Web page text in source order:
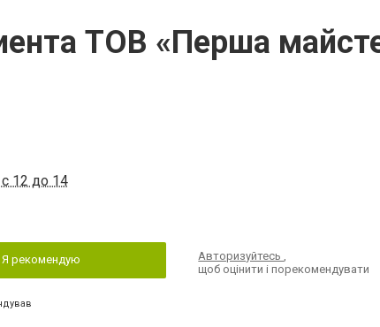
ТОВ «Перша
12 до 14
Я рекомендую Авторизуйтесь,
щоб оцінити і порекомендувати